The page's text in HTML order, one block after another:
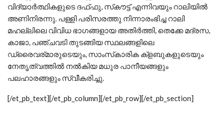
വിദ്യാർത്ഥികളുടെ ദഫ്ഫു, സ്‌കൗട്ട് എന്നിവയും റാലിയിൽ
അണിനിരന്നു. പള്ളി പരിസരത്തു നിന്നാരംഭിച്ച റാലി
മഹല്ലിലെ വിവിധ ഭാഗങ്ങളായ അതിർത്തി, തെക്കേ മദ്രസ,
കാജാ, പഞ്ചവടി തുടങ്ങിയ സ്ഥലങ്ങളിലെ
ഡ്രൈവര്മാരുടെയും, സാംസ്‌കാരിക ക്ളബുകളുടെയും
നേതൃത്വത്തിൽ നൽകിയ മധുര പാനീയങ്ങളും
പലഹാരങ്ങളും സ്വീകരിച്ചു.
[/et_pb_text][/et_pb_column][/et_pb_row][/et_pb_section]